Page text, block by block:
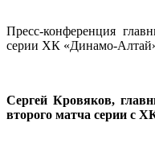
Пресс-конференция
серии ХК «Динамо-
Сергей Кровяков,
второго матча серии с